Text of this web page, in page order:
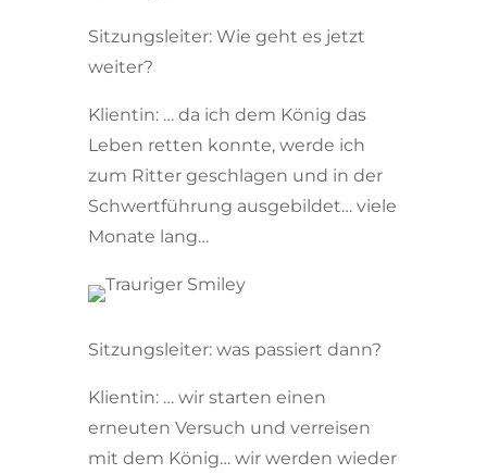
Sitzungsleiter: Wie geht es jetzt
weiter?
Klientin: … da ich dem König das
Leben retten konnte, werde ich
zum Ritter geschlagen und in der
Schwertführung ausgebildet… viele
Monate lang…
Sitzungsleiter: was passiert dann?
Klientin: … wir starten einen
erneuten Versuch und verreisen
mit dem König… wir werden wieder